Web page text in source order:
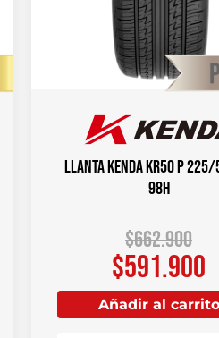
Llanta KENDA KR50 P 225/
98H
$662.900
$591.900
Añadir al carrito